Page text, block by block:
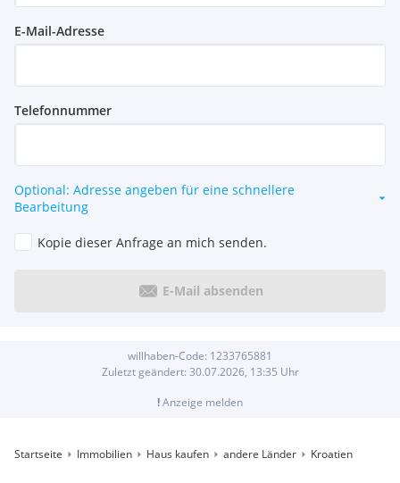
E-Mail-Adresse
Telefonnummer
Optional: Adresse angeben für eine schnellere
Bearbeitung
Kopie dieser Anfrage an mich senden.
E-Mail absenden
willhaben-Code: 1233765881
Zuletzt geändert: 30.07.2026, 13:35 Uhr
!Anzeige melden
Startseite Immobilien Haus kaufen andere Länder Kroatien